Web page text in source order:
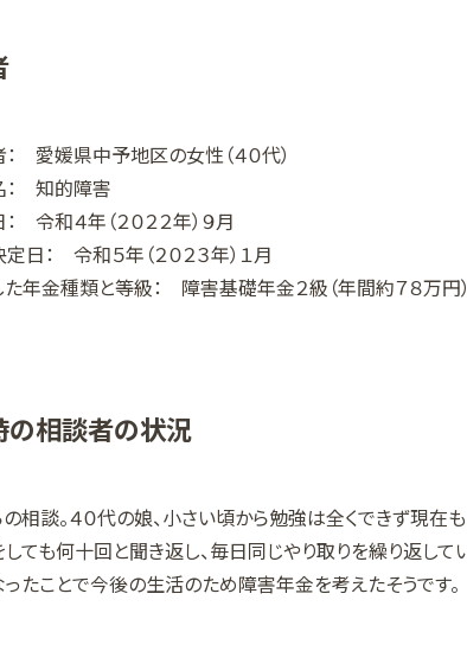
愛媛県中予地区の女性（４０代）
： 知的障害
令和４年（２０２２年）９月
日： 令和５年（２０２３年）１月
年金種類と等級： 障害基礎年金２級（年間約７８万円
の相談者の状況
相談。４０代の娘、小さい頃から勉強は全くできず現
ても何十回と聞き返し、毎日同じやり取りを繰り返して
たことで今後の生活のため障害年金を考えたそうです。